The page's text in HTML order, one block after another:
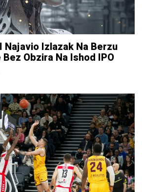
Izlazak Na Berzu
Obzira Na Ishod IPO